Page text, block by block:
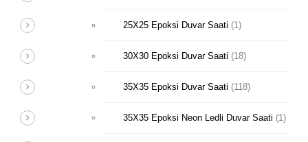
25X25 Epoksi Duvar Saati (1)
30X30 Epoksi Duvar Saati (18)
35X35 Epoksi Duvar Saati (118)
35X35 Epoksi Neon Ledli Duvar Saati (1)